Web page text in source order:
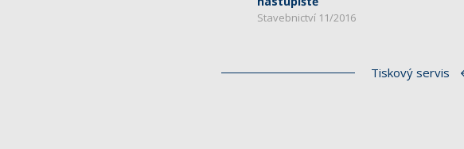
Stavebnictví 11/2016
Tiskový servis